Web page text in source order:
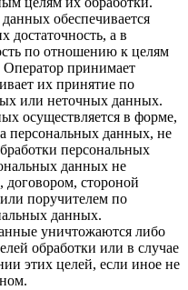
обеспечивается
достаточность, а в
по отношению к целям
принимает
их принятие по
или неточных данных.
осуществляется в форме,
персональных данных, не
персональных
данных не
договором, стороной
поручителем по
данных.
уничтожаются либо
обработки или в случае
этих целей, если иное не